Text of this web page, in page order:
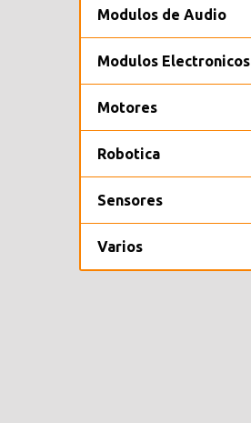
Modulos de Audio
Modulos Electronicos
Motores
Robotica
Sensores
Varios